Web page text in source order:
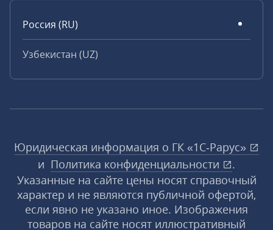
Россия (RU)
Узбекистан (UZ)
Юридическая информация о ГК «1С‑Рарус»
и Политика конфиденциальности
.
Указанные на сайте цены носят справочный
характер и не являются публичной офертой,
если явно не указано иное. Изображения
товаров на сайте носят иллюстративный